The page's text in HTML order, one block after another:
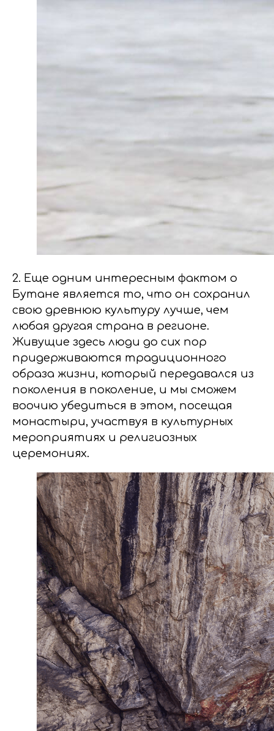
2. Еще одним интересным фактом о
Бутане является то, что он сохранил
свою древнюю культуру лучше, чем
любая другая страна в регионе.
Живущие здесь люди до сих пор
придерживаются традиционного
образа жизни, который передавался из
поколения в поколение, и мы сможем
воочию убедиться в этом, посещая
монастыри, участвуя в культурных
мероприятиях и религиозных
церемониях.